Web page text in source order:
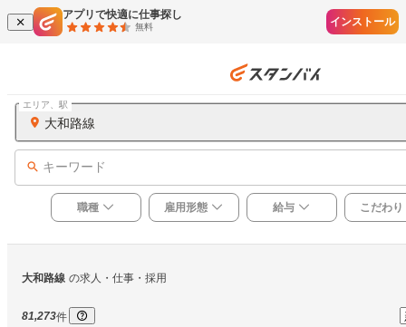
アプリで快適に仕事探し
無料 インストール
大和路線
エリア、駅
キーワード
職種 雇用形態 給与 こだわり
大和路線 の求人・仕事・採用
81,273件